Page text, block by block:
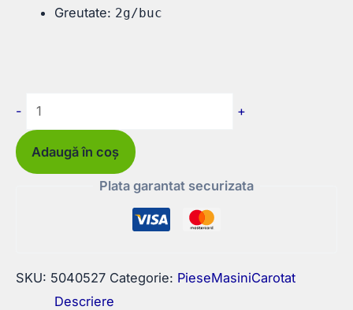
Greutate: 2g/buc
-
Cantitate
Simering
40x52x7
pentru
+
Adaugă în coș
Plata garantat securizata
SKU: 5040527 Categorie: PieseMasiniCarotat
Descriere